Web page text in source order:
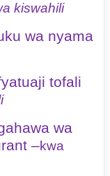
kiswahili
wa nyama
tofali
wa
–kwa